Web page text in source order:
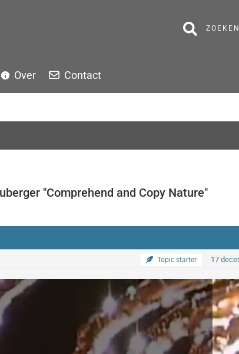
ZOEKEN
Over Contact
"Comprehend and Copy Nature"
Topic starter 17
Cookiebeleid